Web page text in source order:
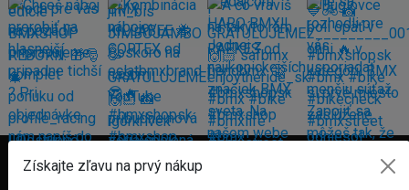
Získajte zľavu na prvý nákup